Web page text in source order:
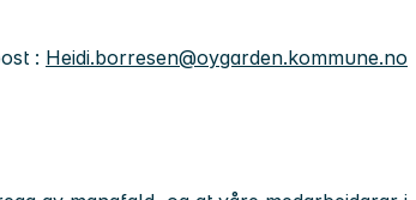
: Heidi.borresen@oygarden.kommune.no